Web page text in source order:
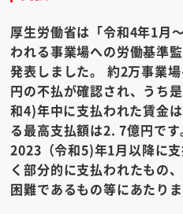
厚生労働省は「令和4年1月
われる事業場への労働基準
発表しました。 約2万事業
円の不払が確認され、うち
和4)年中に支払われた賃金
る最高支払額は2. 7億円で
2023（令和5)年1月以降に
く部分的に支払われたもの
困難であるもの等にあたりま